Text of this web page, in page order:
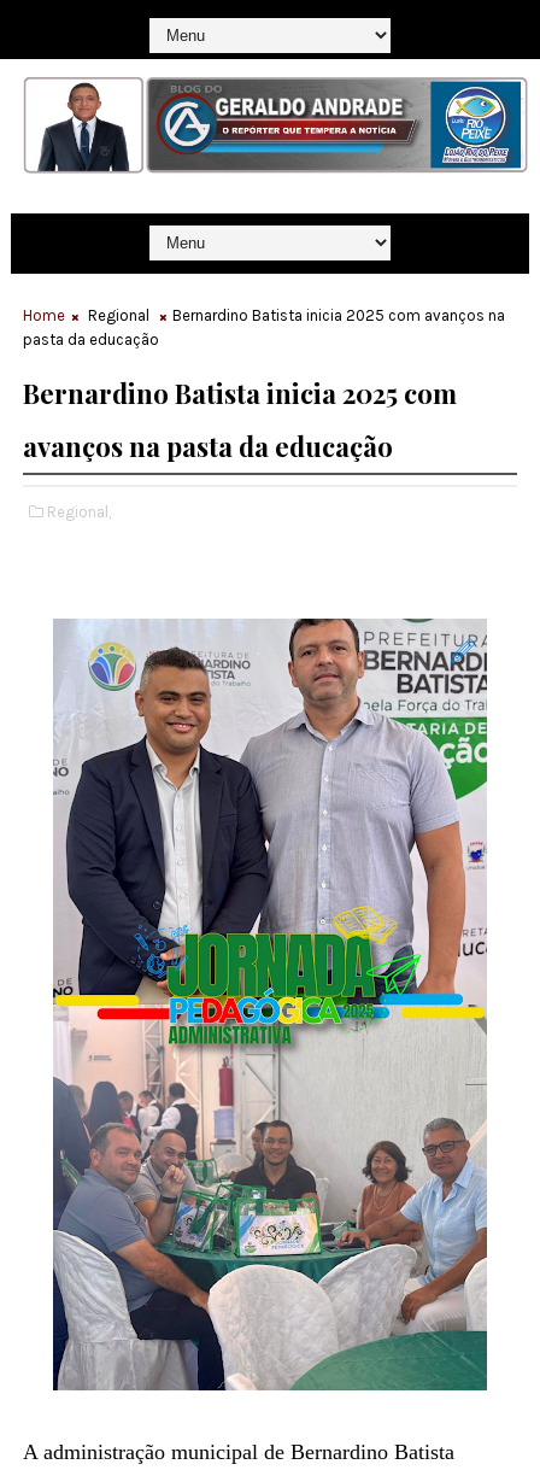
Home Regional
Bernardino Batista inicia 2025 com avanços na
pasta da educação
Bernardino Batista inicia 2025 com
avanços na pasta da educação
Regional,
A administração municipal de Bernardino Batista